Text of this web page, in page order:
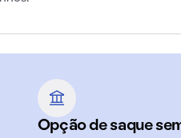
Opção de saque